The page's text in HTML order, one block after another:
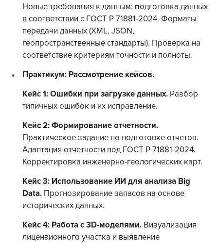
Новые требования к данным: подготовка данных
в соответствии с ГОСТ Р 71881-2024. Форматы
передачи данных (XML, JSON,
геопространственные стандарты). Проверка на
соответствие критериям точности и полноты.
Практикум: Рассмотрение кейсов.
Кейс 1: Ошибки при загрузке данных. Разбор
типичных ошибок и их исправление.
Кейс 2: Формирование отчетности.
Практическое задание по подготовке отчетов.
Адаптация отчетности под ГОСТ Р 71881-2024.
Корректировка инженерно-геологических карт.
Кейс 3: Использование ИИ для анализа Big
Data. Прогнозирование запасов на основе
исторических данных.
Кейс 4: Работа с 3D-моделями. Визуализация
лицензионного участка и выявление